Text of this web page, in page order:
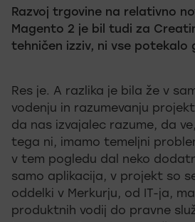
Razvoj trgovine na relativno
Magento 2 je bil tudi za
tehničen izziv, ni vse potekalo
Res je. A razlika je bila že v
vodenju in razumevanju
da nas izvajalec razume, da
tega ni, imamo temeljni
v tem pogledu dal neko
samo aplikacija, v projekt so
oddelki v Merkurju, od IT-ja,
produktnih vodij do pravne